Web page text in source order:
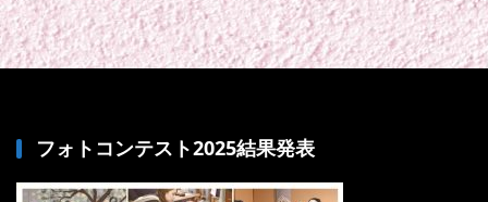
フォトコンテスト2025結果発表